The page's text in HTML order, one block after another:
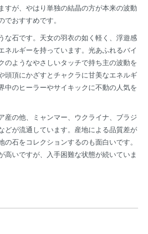
すが、やはり単独の結晶の方が本来の波動
おすすめです。
な石です。天女の羽衣の如く軽く、浮遊感
ネルギーを持っています。光あふれるバイ
のようなやさしいタッチで持ち主の波動を
頭頂にかざすとチャクラに甘美なエネルギ
中のヒーラーやサイキックに不動の人気を
産の他、ミャンマー、ウクライナ、ブラジ
どが流通しています。産地による品質差が
の石をコレクションするのも面白いです。
高いですが、入手困難な状態が続いていま